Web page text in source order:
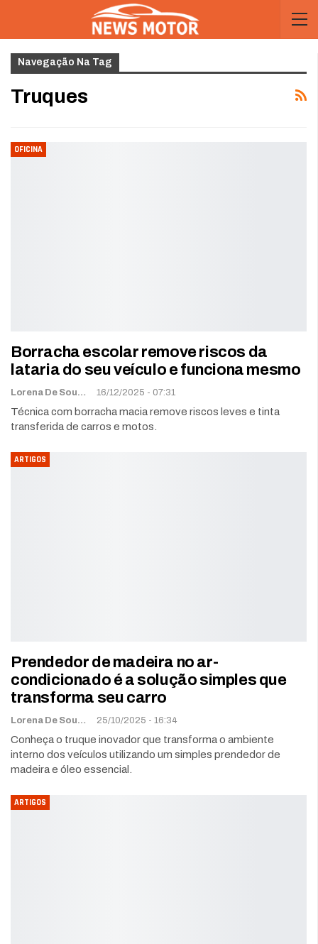
Navegação Na Tag
Truques
OFICINA
Borracha escolar remove riscos da
lataria do seu veículo e funciona mesmo
Lorena De Sousa 16/12/2025 - 07:31
Técnica com borracha macia remove riscos leves e tinta
transferida de carros e motos.
ARTIGOS
Prendedor de madeira no ar-
condicionado é a solução simples que
transforma seu carro
Lorena De Sousa 25/10/2025 - 16:34
Conheça o truque inovador que transforma o ambiente
interno dos veículos utilizando um simples prendedor de
madeira e óleo essencial.
ARTIGOS